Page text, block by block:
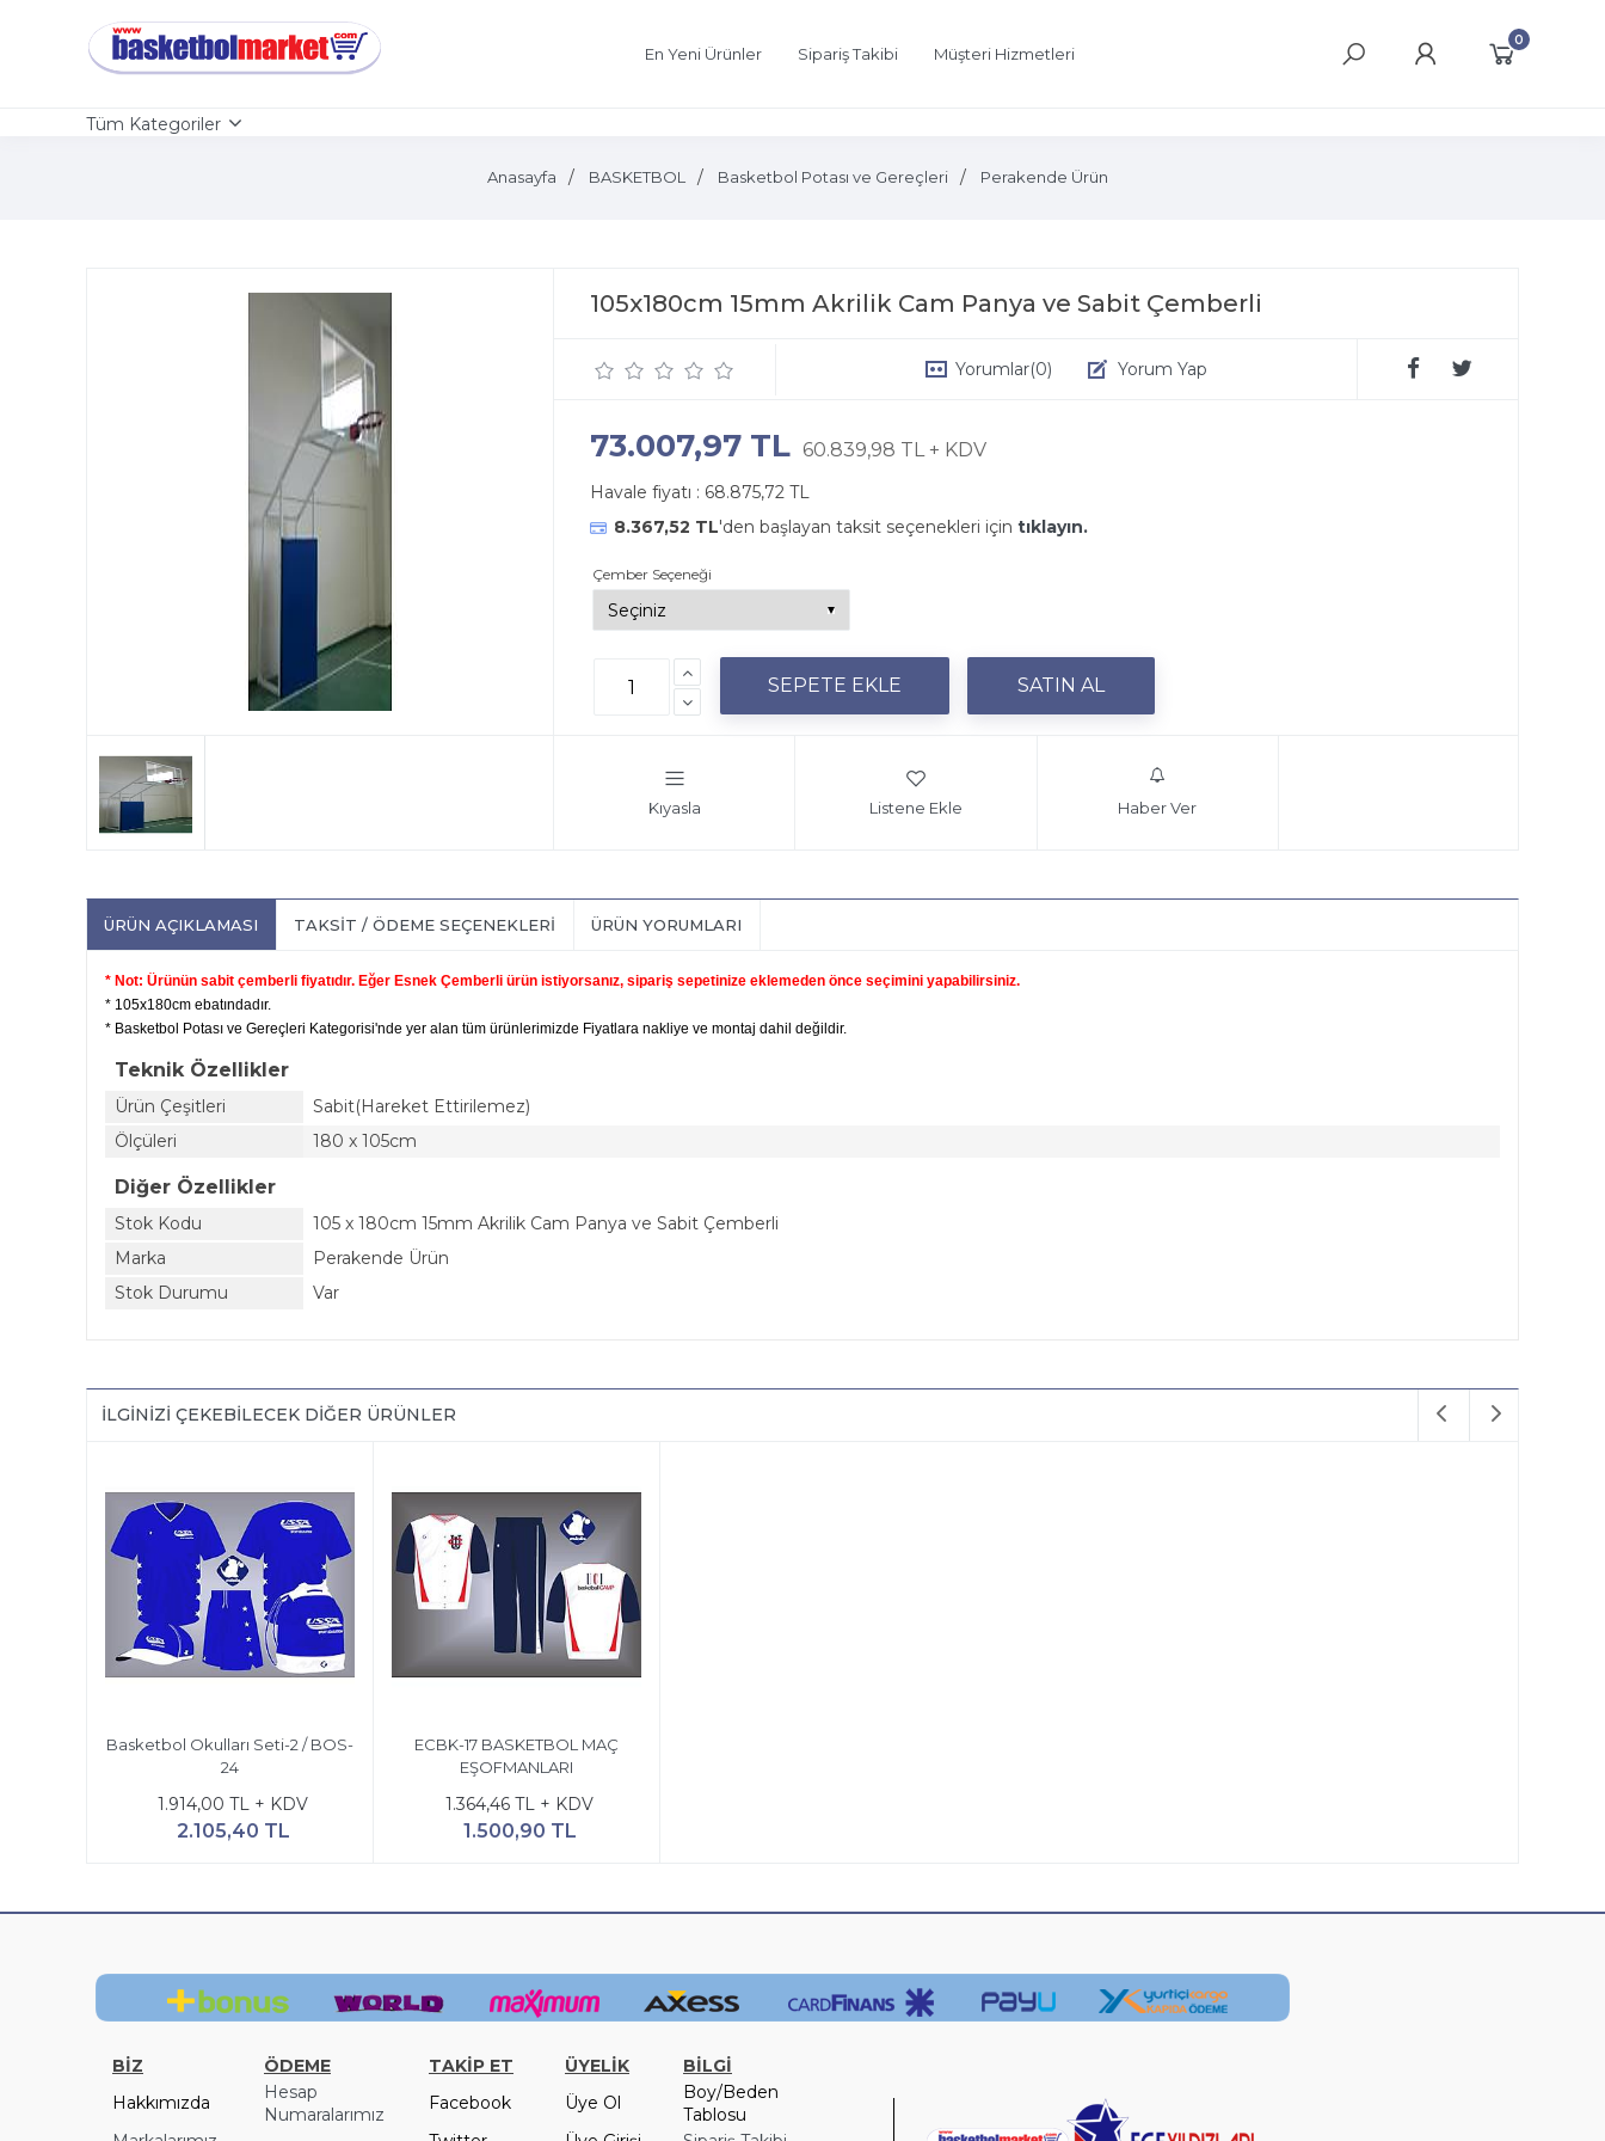
En Yeni Ürünler Sipariş Takibi Müşteri Hizmetleri
0
Tüm Kategoriler
Anasayfa BASKETBOL Basketbol Potası ve Gereçleri Perakende Ürün
105x180cm 15mm Akrilik Cam Panya ve Sabit Çemberli
Yorumlar(0) Yorum Yap
73.007,97 TL 60.839,98 TL + KDV
Havale fiyatı : 68.875,72 TL
8.367,52 TL'den başlayan taksit seçenekleri için tıklayın.
Çember Seçeneği
Kıyasla Listene Ekle Haber Ver
ÜRÜN AÇIKLAMASI TAKSIT / ÖDEME SEÇENEKLERI ÜRÜN YORUMLARI
* Not: Ürünün sabit çemberli fiyatıdır. Eğer Esnek Çemberli ürün istiyorsanız, sipariş sepetinize eklemeden önce seçimini yapabilirsiniz.
* 105x180cm ebatındadır.
* Basketbol Potası ve Gereçleri Kategorisi'nde yer alan tüm ürünlerimizde Fiyatlara nakliye ve montaj dahil değildir.
Teknik Özellikler
Ürün Çeşitleri
Sabit(Hareket Ettirilemez)
Ölçüleri
180 x 105cm
Diğer Özellikler
Stok Kodu
105 x 180cm 15mm Akrilik Cam Panya ve Sabit Çemberli
Marka
Perakende Ürün
Stok Durumu
Var
İLGINIZI ÇEKEBILECEK DIĞER ÜRÜNLER
Basketbol Okulları Seti-2 / BOS-
24
1.914,00 TL + KDV
2.105,40 TL
ECBK-17 BASKETBOL MAÇ
EŞOFMANLARI
1.364,46 TL + KDV
1.500,90 TL
BİZ ÖDEME TAKİP ET ÜYELİK
BİLGİ
Hakkımızda
Hesap
Numaralarımız
Facebook Üye Ol
Boy/Beden
Tablosu